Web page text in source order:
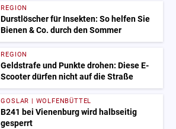
REGION
Durstlöscher für Insekten: So helfen Sie
Bienen & Co. durch den Sommer
REGION
Geldstrafe und Punkte drohen: Diese E-
Scooter dürfen nicht auf die Straße
GOSLAR | WOLFENBÜTTEL
B241 bei Vienenburg wird halbseitig
gesperrt